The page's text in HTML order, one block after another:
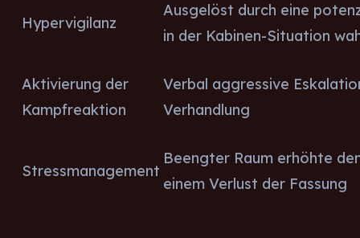
Hypervigilanz
Ausgelöst durch eine
in der Kabinen-Situation
Aktivierung der
Kampfreaktion
Verbal aggressive
Verhandlung
Stressmanagement
Beengter Raum erhöhte
einem Verlust der Fassung